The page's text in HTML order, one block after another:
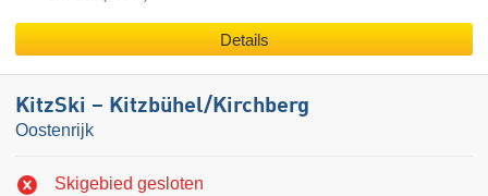
Details
KitzSki – Kitzbühel/​Kirchberg
Oostenrijk
Skigebied gesloten